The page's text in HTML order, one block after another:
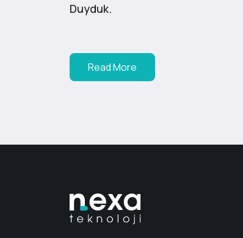
Duyduk.
Read More